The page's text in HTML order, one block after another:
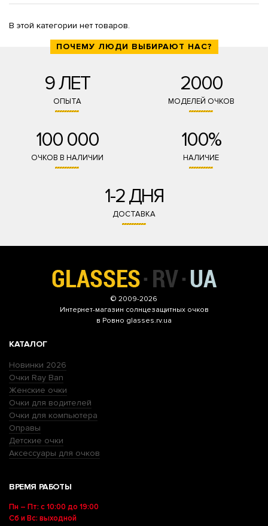
В этой категории нет товаров.
ПОЧЕМУ ЛЮДИ ВЫБИРАЮТ НАС?
9 ЛЕТ
ОПЫТА
2000
МОДЕЛЕЙ ОЧКОВ
100 000
ОЧКОВ В НАЛИЧИИ
100%
НАЛИЧИЕ
1-2 ДНЯ
ДОСТАВКА
© 2009-2026
Интернет-магазин солнцезащитных очков
в Ровно glasses.rv.ua
КАТАЛОГ
Новинки 2026
Очки Ray Ban
Женские очки
Очки для водителей
Очки для компьютера
Оправы
Детские очки
Аксессуары для очков
ВРЕМЯ РАБОТЫ
Пн – Пт: с 10:00 до 19:00
Сб и Вс: выходной